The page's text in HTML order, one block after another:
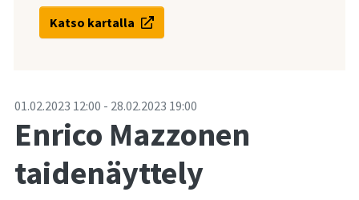
Katso kartalla
-01.02.2023 12:00 - 28.02.2023 19:00
Enrico Mazzonen
taidenäyttely